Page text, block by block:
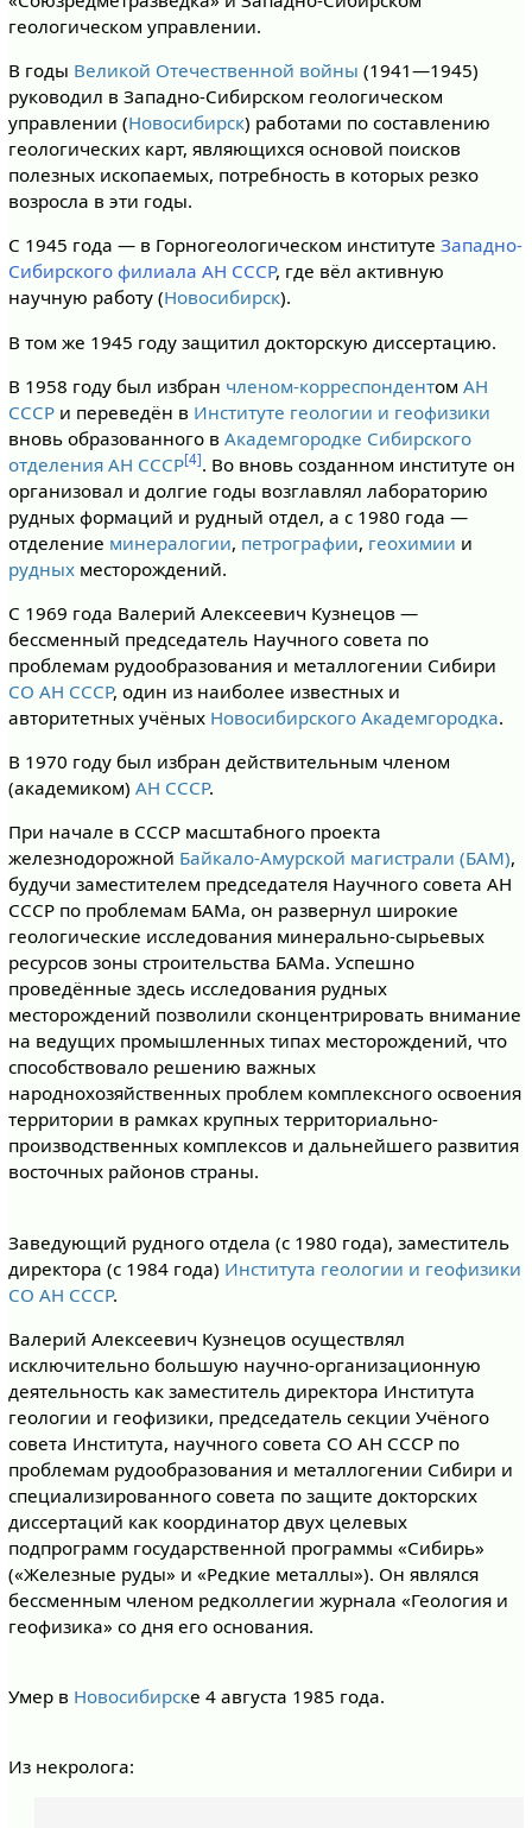
геологическом управлении.
В годы Великой Отечественной войны (1941—1945)
руководил в Западно-Сибирском геологическом
управлении (Новосибирск) работами по составлению
геологических карт, являющихся основой поисков
полезных ископаемых, потребность в которых резко
возросла в эти годы.
С 1945 года — в Горногеологическом институте Западно-
Сибирского филиала АН СССР, где вёл активную
научную работу (Новосибирск).
В том же 1945 году защитил докторскую диссертацию.
В 1958 году был избран членом-корреспондентом АН
СССРи переведён в Институте геологии и геофизики
вновь образованного в Академгородке Сибирского
отделения АН СССР[4]. Во вновь созданном институте он
организовал и долгие годы возглавлял лабораторию
рудных формаций и рудный отдел, а с 1980 года —
отделение минералогии, петрографии, геохимии и
рудныхместорождений.
С 1969 года Валерий Алексеевич Кузнецов —
бессменный председатель Научного совета по
проблемам рудообразования и металлогении Сибири
СО АН СССР, один из наиболее известных и
авторитетных учёных Новосибирского Академгородка.
В 1970 году был избран действительным членом
(академиком) АН СССР.
При начале в СССР масштабного проекта
железнодорожной Байкало-Амурской магистрали (БАМ),
будучи заместителем председателя Научного совета АН
СССР по проблемам БАМа, он развернул широкие
геологические исследования минерально-сырьевых
ресурсов зоны строительства БАМа. Успешно
проведённые здесь исследования рудных
месторождений позволили сконцентрировать внимание
на ведущих промышленных типах месторождений, что
способствовало решению важных
народнохозяйственных проблем комплексного освоения
территории в рамках крупных территориально-
производственных комплексов и дальнейшего развития
восточных районов страны.
Заведующий рудного отдела (с 1980 года), заместитель
директора (с 1984 года) Института геологии и геофизики
СО АН СССР.
Валерий Алексеевич Кузнецов осуществлял
исключительно большую научно-организационную
деятельность как заместитель директора Института
геологии и геофизики, председатель секции Учёного
совета Института, научного совета СО АН СССР по
проблемам рудообразования и металлогении Сибири и
специализированного совета по защите докторских
диссертаций как координатор двух целевых
подпрограмм государственной программы «Сибирь»
(«Железные руды» и «Редкие металлы»). Он являлся
бессменным членом редколлегии журнала «Геология и
геофизика» со дня его основания.
Умер в Новосибирске 4 августа 1985 года.
Из некролога: